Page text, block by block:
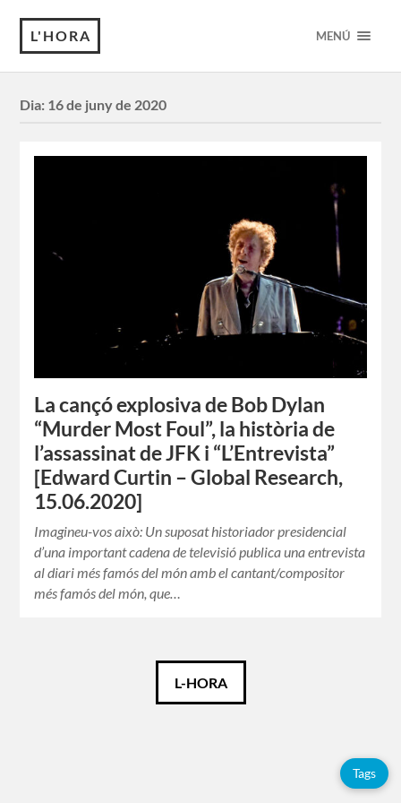
L'HORA MENÚ
Dia: 16 de juny de 2020
La cançó explosiva de Bob Dylan
“Murder Most Foul”, la història de
l’assassinat de JFK i “L’Entrevista”
[Edward Curtin – Global Research,
15.06.2020]
Imagineu-vos això: Un suposat historiador presidencial
d’una important cadena de televisió publica una entrevista
al diari més famós del món amb el cantant/compositor
més famós del món, que…
L-HORA
Tags